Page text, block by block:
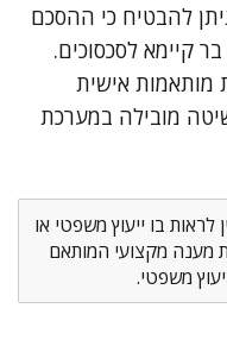
להבטיח כי ההסכם
קיימא לסכסוכים.
מותאמות אישית
מובילה במערכת
בו ייעוץ משפטי או
מענה מקצועי המותאם
משפטי.